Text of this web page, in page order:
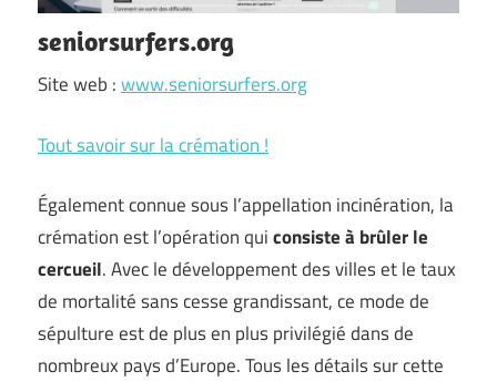
seniorsurfers.org
Site web :www.seniorsurfers.org
Tout savoir sur la crémation !
Également connue sous l’appellation incinération, la
crémation est l’opération quiconsiste à brûler le
cercueil. Avec le développement des villes et le taux
de mortalité sans cesse grandissant, ce mode de
sépulture est de plus en plus privilégié dans de
nombreux pays d’Europe. Tous les détails sur cette